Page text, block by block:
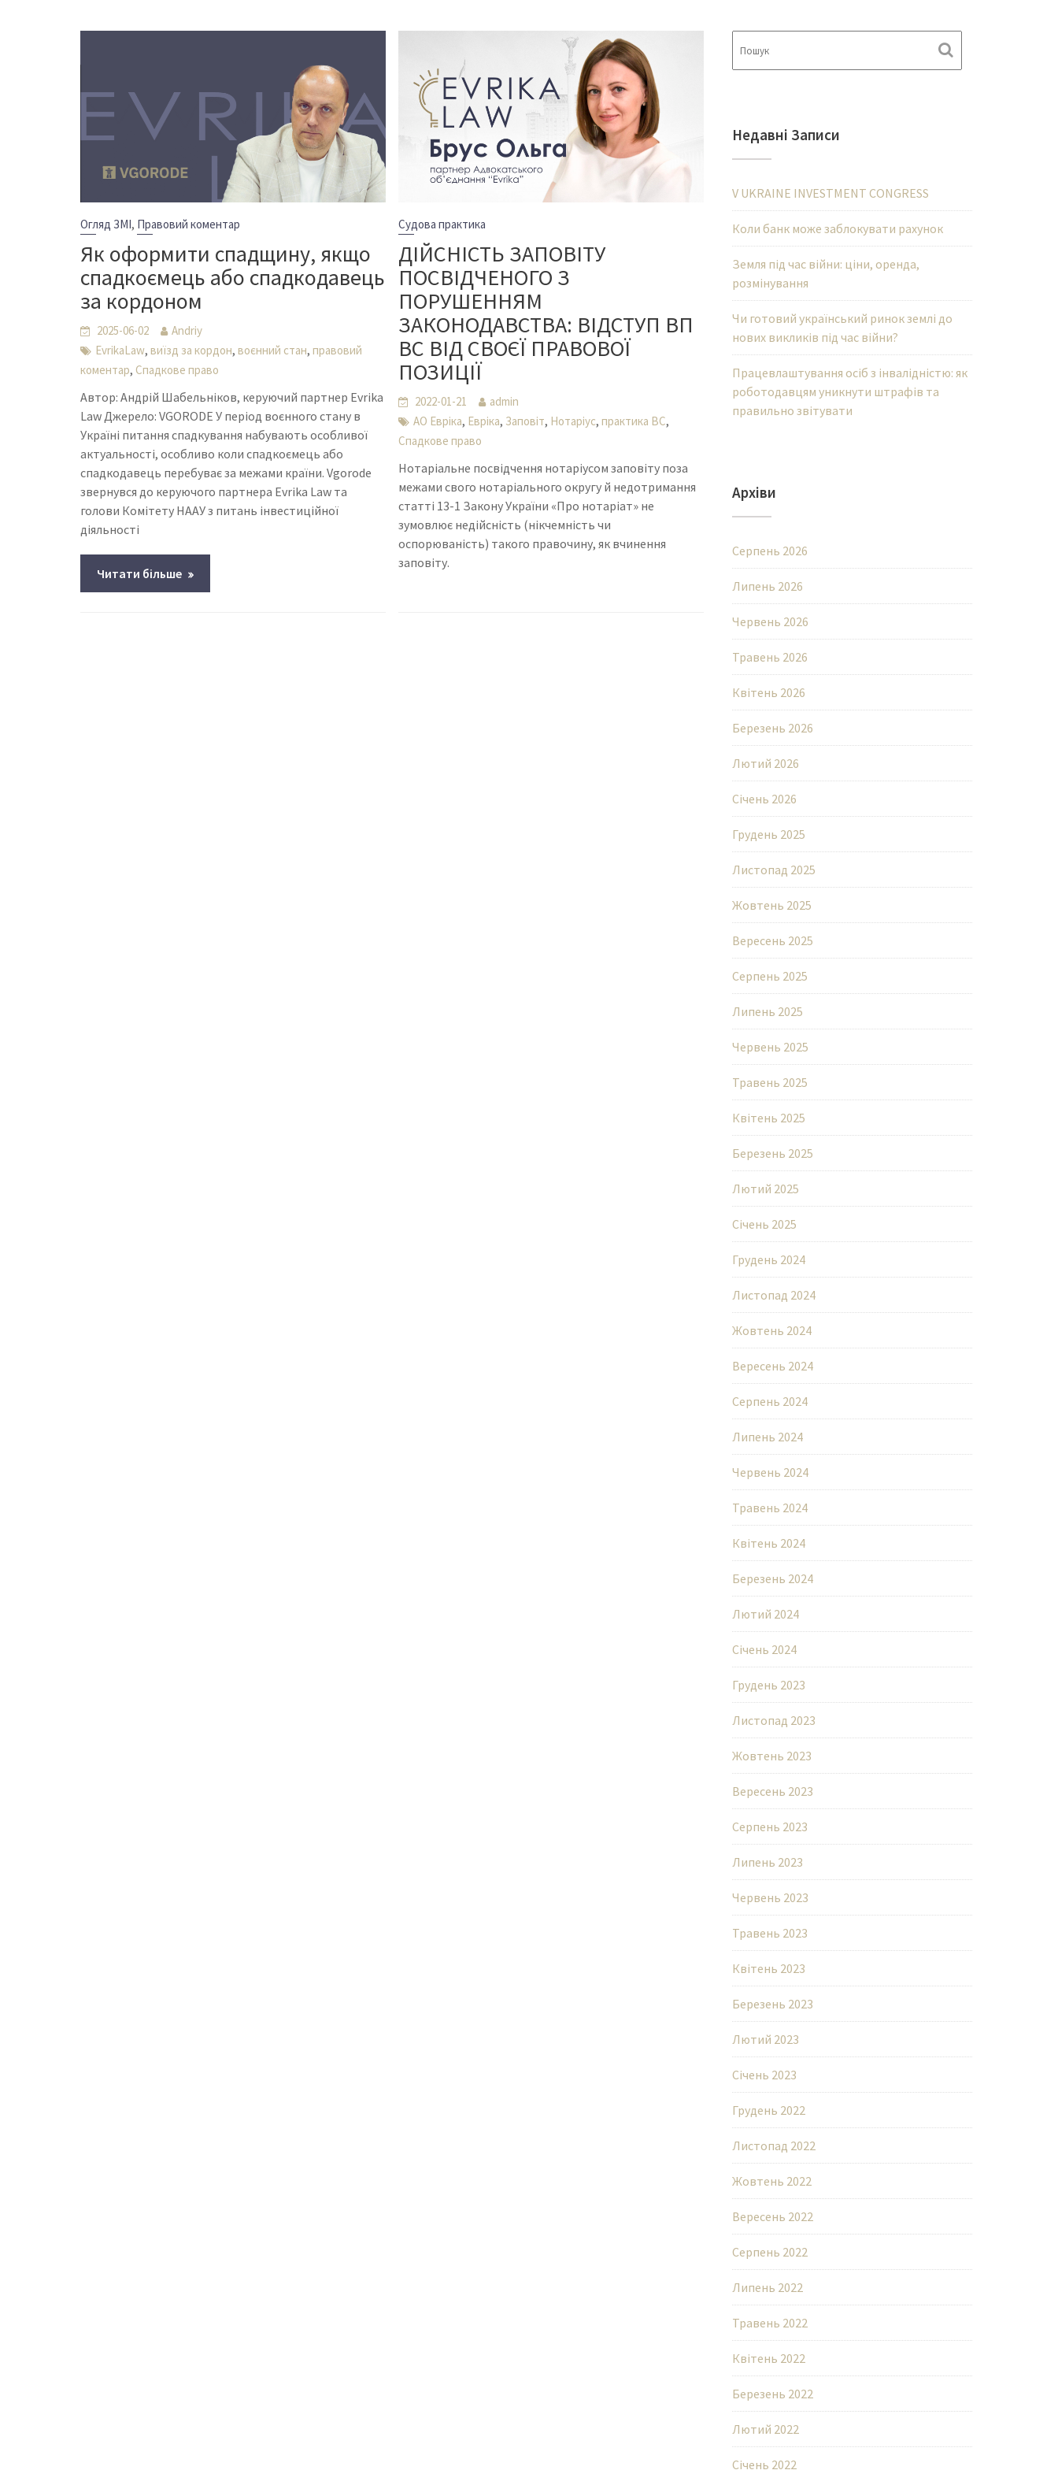
Огляд ЗМІ, Правовий коментар
Як оформити спадщину, якщо
спадкоємець або спадкодавець
за кордоном
2025-06-02
Andriy
EvrikaLaw,виїзд за кордон,воєнний стан,правовий
коментар, Спадкове право
Автор: Андрій Шабельніков, керуючий партнер Evrika
Law Джерело: VGORODE У період воєнного стану в
Україні питання спадкування набувають особливої
актуальності, особливо коли спадкоємець або
спадкодавець перебуває за межами країни. Vgorode
звернувся до керуючого партнера Evrika Law та
голови Комітету НААУ з питань інвестиційної
діяльності
Читати більше
Судова практика
ДІЙСНІСТЬ ЗАПОВІТУ
ПОСВІДЧЕНОГО З
ПОРУШЕННЯМ
ЗАКОНОДАВСТВА: ВІДСТУП ВП
ВС ВІД СВОЄЇ ПРАВОВОЇ
ПОЗИЦІЇ
2022-01-21
admin
АО Евріка, Евріка, Заповіт, Нотаріус,практика ВС,
Спадкове право
Нотаріальне посвідчення нотаріусом заповіту поза
межами свого нотаріального округу й недотримання
статті 13-1 Закону України «Про нотаріат» не
зумовлює недійсність (нікчемність чи
оспорюваність) такого правочину, як вчинення
заповіту.
Недавні Записи
V UKRAINE INVESTMENT CONGRESS
Коли банк може заблокувати рахунок
Земля під час війни: ціни, оренда,
розмінування
Чи готовий український ринок землі до
нових викликів під час війни?
Працевлаштування осіб з інвалідністю: як
роботодавцям уникнути штрафів та
правильно звітувати
Архіви
Серпень 2026
Липень 2026
Червень 2026
Травень 2026
Квітень 2026
Березень 2026
Лютий 2026
Січень 2026
Грудень 2025
Листопад 2025
Жовтень 2025
Вересень 2025
Серпень 2025
Липень 2025
Червень 2025
Травень 2025
Квітень 2025
Березень 2025
Лютий 2025
Січень 2025
Грудень 2024
Листопад 2024
Жовтень 2024
Вересень 2024
Серпень 2024
Липень 2024
Червень 2024
Травень 2024
Квітень 2024
Березень 2024
Лютий 2024
Січень 2024
Грудень 2023
Листопад 2023
Жовтень 2023
Вересень 2023
Серпень 2023
Липень 2023
Червень 2023
Травень 2023
Квітень 2023
Березень 2023
Лютий 2023
Січень 2023
Грудень 2022
Листопад 2022
Жовтень 2022
Вересень 2022
Серпень 2022
Липень 2022
Травень 2022
Квітень 2022
Березень 2022
Лютий 2022
Січень 2022